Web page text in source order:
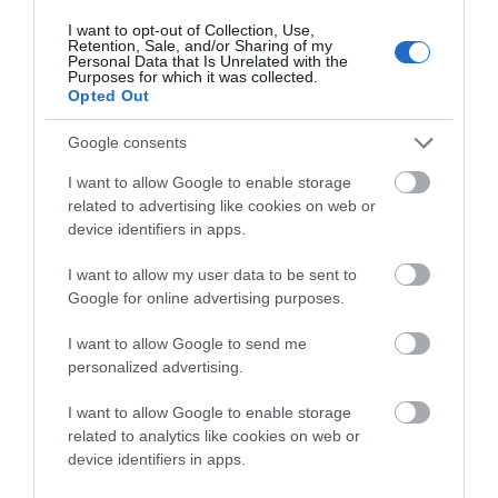
I want to opt-out of Collection, Use,
Retention, Sale, and/or Sharing of my
Personal Data that Is Unrelated with the
Purposes for which it was collected.
Opted Out
Google consents
I want to allow Google to enable storage
related to advertising like cookies on web or
device identifiers in apps.
I want to allow my user data to be sent to
Google for online advertising purposes.
I want to allow Google to send me
personalized advertising.
I want to allow Google to enable storage
related to analytics like cookies on web or
device identifiers in apps.
εκεί είναι σαν να τ’ άφησε στη θέση τους ο μαγαζάτορας
χτες. Πραγματικό και σκηνικό σαν να ήρθαν από το
παρελθόν… (φωτ. Εν Άνδρω).